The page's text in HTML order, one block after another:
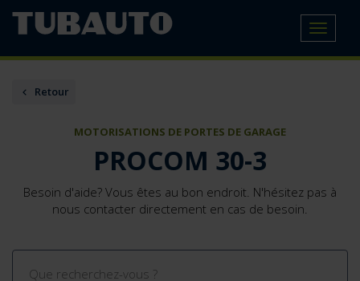
Toggle
Retour
MOTORISATIONS DE PORTES DE GARAGE
PROCOM 30-3
Besoin d'aide? Vous êtes au bon endroit. N'hésitez pas à
nous contacter directement en cas de besoin.